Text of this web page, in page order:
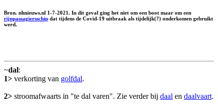
Bron. nhnieuws.nl 1-7-2021. In dit geval ging het niet om een boot maar om een
rijnpassagiersschip dat tijdens de Covid-19 uitbraak als tijdelijk(?) onderkomen gebruikt
werd.
~dal:
1> verkorting van golfdal.
2> stroomafwaarts in "te dal varen". Zie verder bij daal en daalvaart.